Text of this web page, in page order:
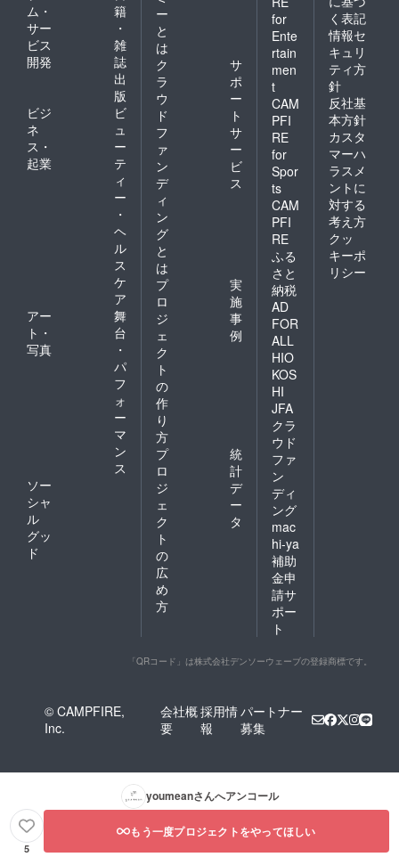
ム・
サー
ビス
開発
籍
・
雑
誌
出
版
ビジ
ネ
ス・
起業
ビ
ュ
ー
テ
ィ
ー
・
ヘ
ル
ス
ケ
ア
アー
ト・
写真
舞
台
・
パ
フ
ォ
ー
マ
ン
ス
ソー
シャ
ル
グッ
ド
ー
と
は
ク
ラ
ウ
ド
フ
ァ
ン
デ
ィ
ン
グ
と
は
サ
ポ
ー
ト
サ
ー
ビ
ス
プ
ロ
ジ
ェ
ク
ト
の
作
り
方
実
施
事
例
プ
ロ
ジ
ェ
ク
ト
の
広
め
方
統
計
デ
ー
タ
for
Ente
rtain
men
t
CAM
PFI
RE
for
Spor
ts
CAM
PFI
RE
ふる
さと
納税
AD
FOR
ALL
HIO
KOS
HI
JFA
クラ
ウド
ファ
ン
ディ
ング
mac
hi-ya
補助
金申
請サ
ポー
ト
く表記
情報セ
キュリ
ティ方
針
反社基
本方針
カスタ
マーハ
ラスメ
ントに
対する
考え方
クッ
キーポ
リシー
「QRコード」は株式会社デンソーウェーブの登録商標です。
© CAMPFIRE,
Inc.
会社概
要
採用情
報
パートナー
募集
youmeanさんへアンコール
5
もう一度プロジェクトをやってほしい